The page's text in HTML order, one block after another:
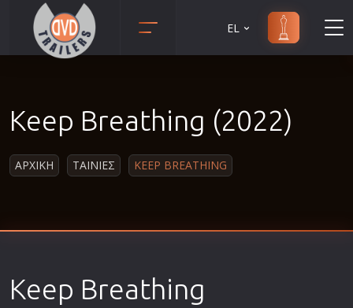
Αισθηματικές
Αστυνομικές
Δράσης
EL
Keep Breathing (2022)
ΑΡΧΙΚΗ ΤΑΙΝΙΕΣ KEEP BREATHING
Keep Breathing